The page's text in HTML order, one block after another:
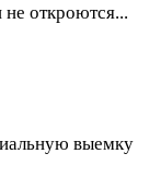
не откроются...
выемку